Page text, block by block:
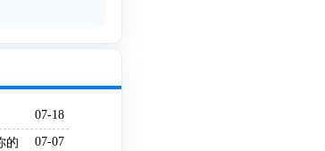
07-18
07-07
的